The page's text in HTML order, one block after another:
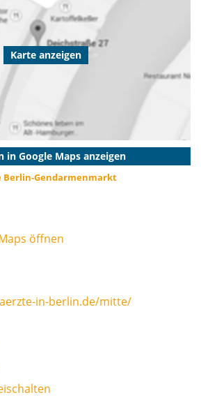
Karte anzeigen
in Google Maps anzeigen
Berlin-Gendarmenmarkt
öffnen
in-berlin.de/mitte/